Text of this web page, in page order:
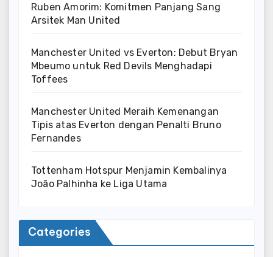
Ruben Amorim: Komitmen Panjang Sang
Arsitek Man United
Manchester United vs Everton: Debut Bryan
Mbeumo untuk Red Devils Menghadapi
Toffees
Manchester United Meraih Kemenangan
Tipis atas Everton dengan Penalti Bruno
Fernandes
Tottenham Hotspur Menjamin Kembalinya
João Palhinha ke Liga Utama
Categories